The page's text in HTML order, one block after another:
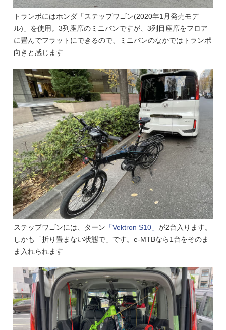
トランポにはホンダ「ステップワゴン(2020年1月発売モデ
ル)」を使用。3列座席のミニバンですが、3列目座席をフロア
に畳んでフラットにできるので、ミニバンのなかではトランポ
向きと感じます
ステップワゴンには、ターン 「Vektron S10」 が2台入ります。
しかも「折り畳まない状態で」です。e-MTBなら1台をそのま
ま入れられます